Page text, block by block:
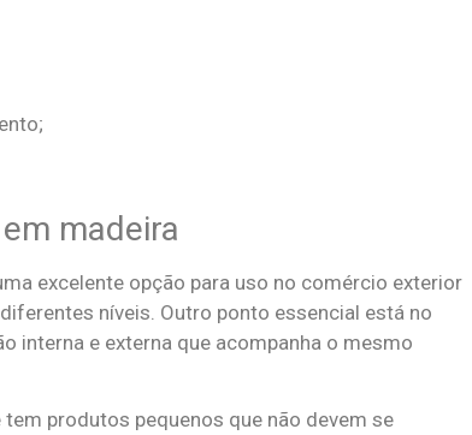
madeira
excelente opção para uso no comércio exterior
níveis. Outro ponto essencial está no
interna e externa que acompanha o mesmo
produtos pequenos que não devem se